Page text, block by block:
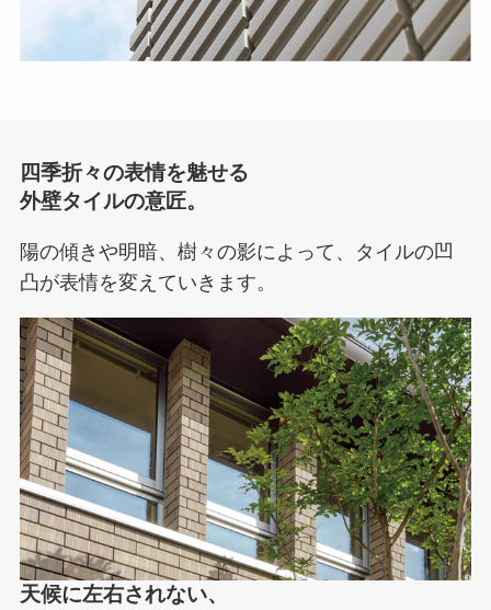
四季折々の表情を魅せる
外壁タイルの意匠。
陽の傾きや明暗、樹々の影によって、タイルの凹
凸が表情を変えていきます。
天候に左右されない、